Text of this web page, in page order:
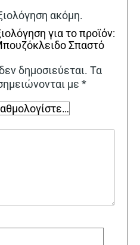
ακόμη.
για το προϊόν:
Σπαστό
δημοσιεύεται. Τα
με *